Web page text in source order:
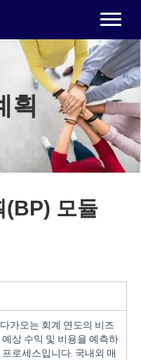
획
(BP) 모듈
가오는 회계 연도의 비즈
상 수익 및 비용을 예측하
로세스입니다. 국내외 매